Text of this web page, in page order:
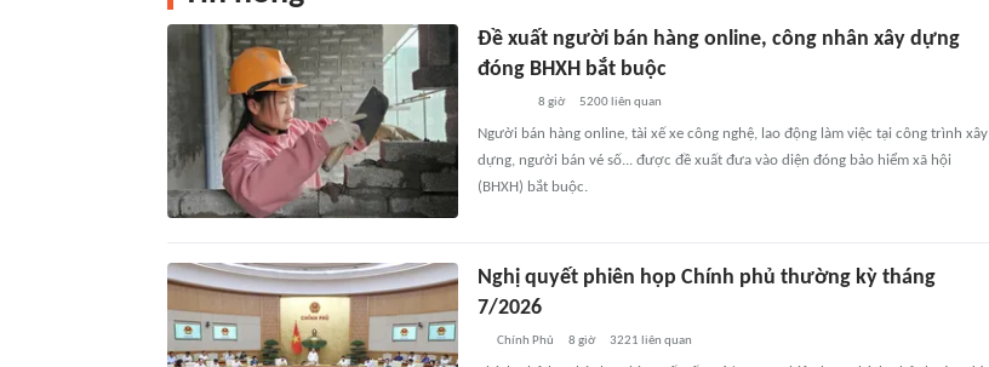
Đề xuất người bán hàng online, công nhân xây dựng
đóng BHXH bắt buộc
8 giờ 5200liên quan
Người bán hàng online, tài xế xe công nghệ, lao động làm việc tại công trình xây
dựng, người bán vé số... được đề xuất đưa vào diện đóng bảo hiểm xã hội
(BHXH) bắt buộc.
Nghị quyết phiên họp Chính phủ thường kỳ tháng
7/2026
Chính Phủ 8 giờ 3221 liên quan